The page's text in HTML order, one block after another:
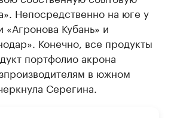
Непосредственно на юге у
«Агронова Кубань» и
Конечно, все продукты
портфолио акрона
в южном
Серегина.